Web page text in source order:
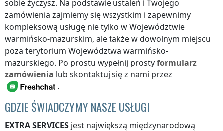
sobie życzysz. Na podstawie ustaleń i Twojego
zamówienia zajmiemy się wszystkim i zapewnimy
kompleksową usługę nie tylko w Województwie
warmińsko-mazurskim, ale także w dowolnym miejscu
poza terytorium Województwa warmińsko-
mazurskiego. Po prostu wypełnij prostyformularz
zamówienia lub skontaktuj się z nami przez
.
GDZIE ŚWIADCZYMY NASZE USŁUGI
EXTRA SERVICES jest największą międzynarodową